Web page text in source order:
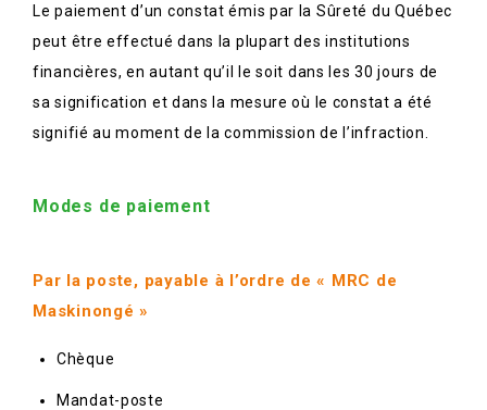
Le paiement d’un constat émis par la Sûreté du Québec
peut être effectué dans la plupart des institutions
financières, en autant qu’il le soit dans les 30 jours de
sa signification et dans la mesure où le constat a été
signifié au moment de la commission de l’infraction.
Modes de paiement
Par la poste, payable à l’ordre de « MRC de
Maskinongé »
Chèque
Mandat-poste